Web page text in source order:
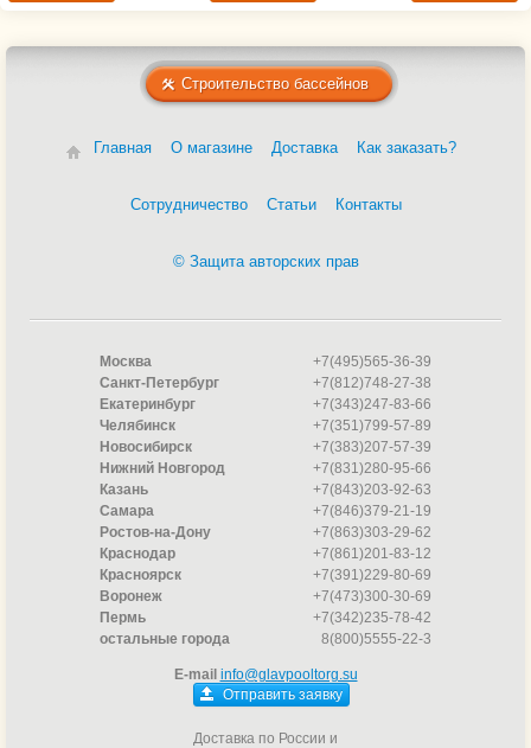
Строительство бассейнов
Главная О магазине Доставка Как заказать?
Сотрудничество Статьи Контакты
© Защита авторских прав
Москва
+7(495)565-36-39
Санкт-Петербург
+7(812)748-27-38
Екатеринбург
+7(343)247-83-66
Челябинск
+7(351)799-57-89
Новосибирск
+7(383)207-57-39
Нижний Новгород
+7(831)280-95-66
Казань
+7(843)203-92-63
Самара
+7(846)379-21-19
Ростов-на-Дону
+7(863)303-29-62
Краснодар
+7(861)201-83-12
Красноярск
+7(391)229-80-69
Воронеж
+7(473)300-30-69
Пермь
+7(342)235-78-42
остальные города
8(800)5555-22-3
E-mail info@glavpooltorg.su
Отправить заявку
Доставка по России и